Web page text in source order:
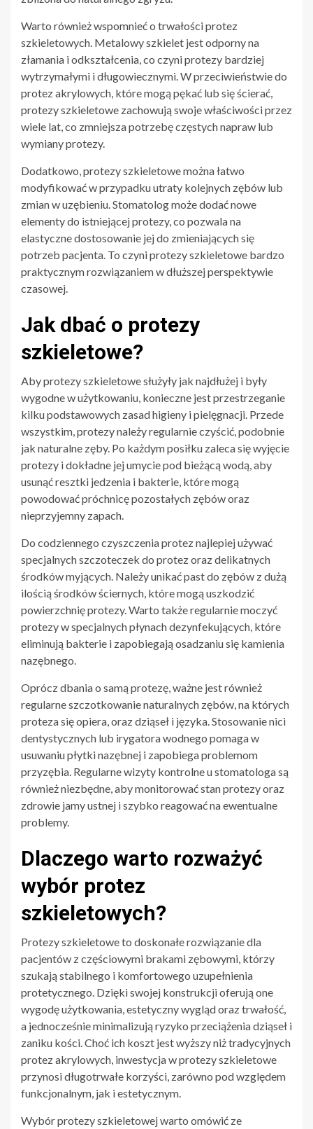
Warto również wspomnieć o trwałości protez
szkieletowych. Metalowy szkielet jest odporny na
złamania i odkształcenia, co czyni protezy bardziej
wytrzymałymi i długowiecznymi. W przeciwieństwie do
protez akrylowych, które mogą pękać lub się ścierać,
protezy szkieletowe zachowują swoje właściwości przez
wiele lat, co zmniejsza potrzebę częstych napraw lub
wymiany protezy.
Dodatkowo, protezy szkieletowe można łatwo
modyfikować w przypadku utraty kolejnych zębów lub
zmian w uzębieniu. Stomatolog może dodać nowe
elementy do istniejącej protezy, co pozwala na
elastyczne dostosowanie jej do zmieniających się
potrzeb pacjenta. To czyni protezy szkieletowe bardzo
praktycznym rozwiązaniem w dłuższej perspektywie
czasowej.
Jak dbać o protezy
szkieletowe?
Aby protezy szkieletowe służyły jak najdłużej i były
wygodne w użytkowaniu, konieczne jest przestrzeganie
kilku podstawowych zasad higieny i pielęgnacji. Przede
wszystkim, protezy należy regularnie czyścić, podobnie
jak naturalne zęby. Po każdym posiłku zaleca się wyjęcie
protezy i dokładne jej umycie pod bieżącą wodą, aby
usunąć resztki jedzenia i bakterie, które mogą
powodować próchnicę pozostałych zębów oraz
nieprzyjemny zapach.
Do codziennego czyszczenia protez najlepiej używać
specjalnych szczoteczek do protez oraz delikatnych
środków myjących. Należy unikać past do zębów z dużą
ilością środków ściernych, które mogą uszkodzić
powierzchnię protezy. Warto także regularnie moczyć
protezy w specjalnych płynach dezynfekujących, które
eliminują bakterie i zapobiegają osadzaniu się kamienia
nazębnego.
Oprócz dbania o samą protezę, ważne jest również
regularne szczotkowanie naturalnych zębów, na których
proteza się opiera, oraz dziąseł i języka. Stosowanie nici
dentystycznych lub irygatora wodnego pomaga w
usuwaniu płytki nazębnej i zapobiega problemom
przyzębia. Regularne wizyty kontrolne u stomatologa są
również niezbędne, aby monitorować stan protezy oraz
zdrowie jamy ustnej i szybko reagować na ewentualne
problemy.
Dlaczego warto rozważyć
wybór protez
szkieletowych?
Protezy szkieletowe to doskonałe rozwiązanie dla
pacjentów z częściowymi brakami zębowymi, którzy
szukają stabilnego i komfortowego uzupełnienia
protetycznego. Dzięki swojej konstrukcji oferują one
wygodę użytkowania, estetyczny wygląd oraz trwałość,
a jednocześnie minimalizują ryzyko przeciążenia dziąseł i
zaniku kości. Choć ich koszt jest wyższy niż tradycyjnych
protez akrylowych, inwestycja w protezy szkieletowe
przynosi długotrwałe korzyści, zarówno pod względem
funkcjonalnym, jak i estetycznym.
Wybór protezy szkieletowej warto omówić ze